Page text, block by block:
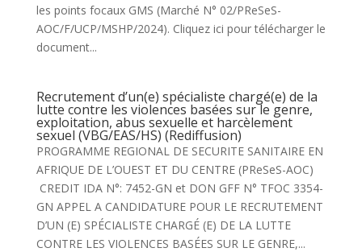
les points focaux GMS (Marché N° 02/PReSeS-
AOC/F/UCP/MSHP/2024). Cliquez ici pour télécharger le
document...
Recrutement d’un(e) spécialiste chargé(e) de la
lutte contre les violences basées sur le genre,
exploitation, abus sexuelle et harcèlement
sexuel (VBG/EAS/HS) (Rediffusion)
PROGRAMME REGIONAL DE SECURITE SANITAIRE EN
AFRIQUE DE L’OUEST ET DU CENTRE (PReSeS-AOC)
CREDIT IDA N°: 7452-GN et DON GFF N° TFOC 3354-
GN APPEL A CANDIDATURE POUR LE RECRUTEMENT
D’UN (E) SPÉCIALISTE CHARGÉ (E) DE LA LUTTE
CONTRE LES VIOLENCES BASÉES SUR LE GENRE,...